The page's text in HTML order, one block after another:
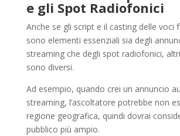
e gli Spot Radiofonici
Anche se gli script e il casting delle voci
sono elementi essenziali sia degli
streaming che degli spot radiofonici,
sono diversi.
Ad esempio, quando crei un annuncio
streaming, l’ascoltatore potrebbe non
regione geografica, quindi dovrai
pubblico più ampio.